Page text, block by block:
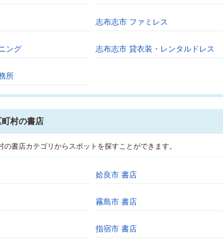
志布志市 ファミレス
ング 志布志市 貸衣装・レンタルドレス
所
村の書店
の書店カテゴリからスポットを探すことができます。
姶良市 書店
霧島市 書店
指宿市 書店